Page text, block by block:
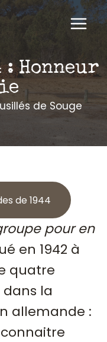
Honneur
de Souge
de 1944
pour en
en 1942 à
quatre
la
allemande :